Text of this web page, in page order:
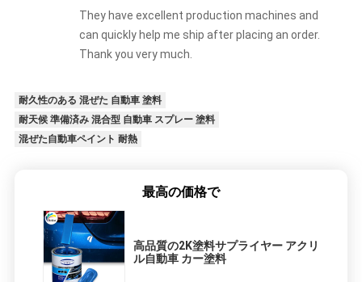
They have excellent production machines and
can quickly help me ship after placing an order.
Thank you very much.
耐久性のある 混ぜた 自動車 塗料
耐天候 準備済み 混合型 自動車 スプレー 塗料
混ぜた自動車ペイント 耐熱
最高の価格で
高品質の2K塗料サプライヤー アクリ
ル自動車 カー塗料